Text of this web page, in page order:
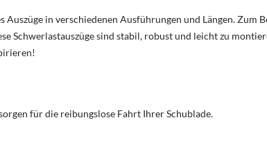
Auszüge in verschiedenen Ausführungen und Längen.
Schwerlastauszüge sind stabil, robust und leicht zu
für die reibungslose Fahrt Ihrer Schublade.